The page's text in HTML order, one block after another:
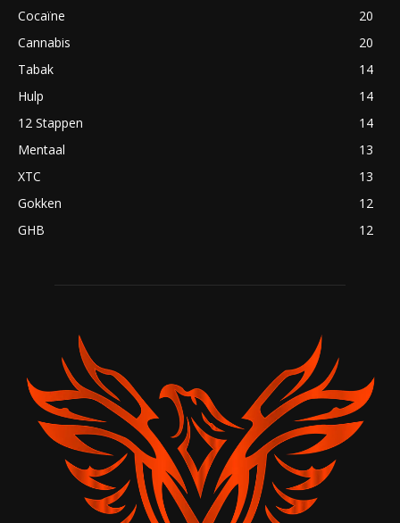
Cocaïne
20
Cannabis
20
Tabak
14
Hulp
14
12 Stappen
14
Mentaal
13
XTC
13
Gokken
12
GHB
12